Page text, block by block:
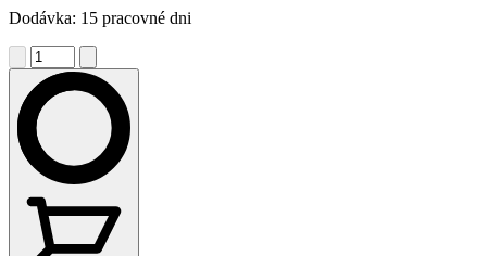
Dodávka: 15 pracovné dni